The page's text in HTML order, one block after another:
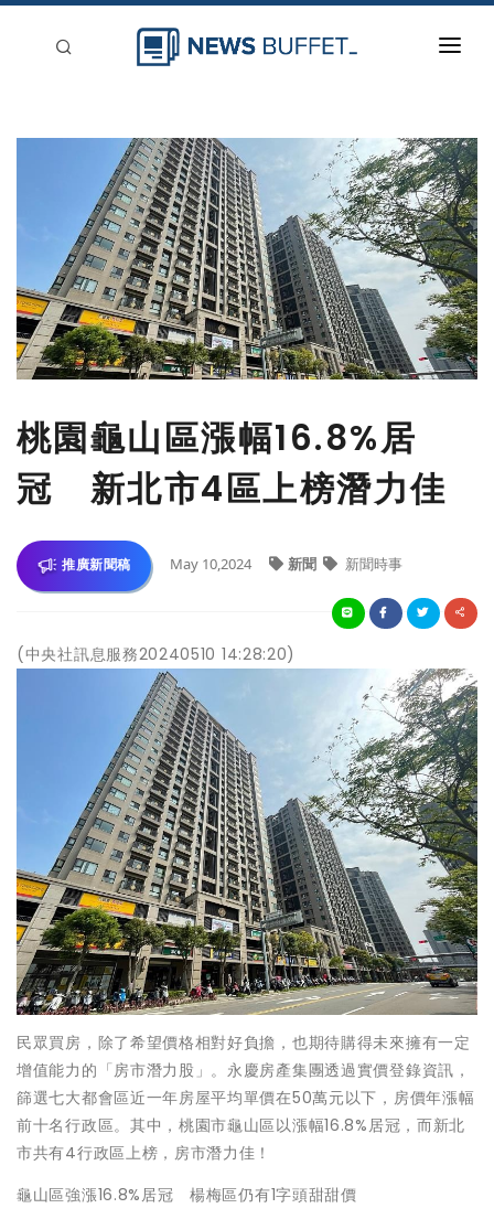
刊登
桃園龜山區漲幅16.8%居
冠 新北市4區上榜潛力佳
推廣新聞稿 May 10,2024 新聞 新聞時事
(中央社訊息服務20240510 14:28:20)
民眾買房，除了希望價格相對好負擔，也期待購得未來擁有一定
增值能力的「房市潛力股」。永慶房產集團透過實價登錄資訊，
篩選七大都會區近一年房屋平均單價在50萬元以下，房價年漲幅
前十名行政區。其中，桃園市龜山區以漲幅16.8%居冠，而新北
市共有4行政區上榜，房市潛力佳！
龜山區強漲16.8%居冠 楊梅區仍有1字頭甜甜價